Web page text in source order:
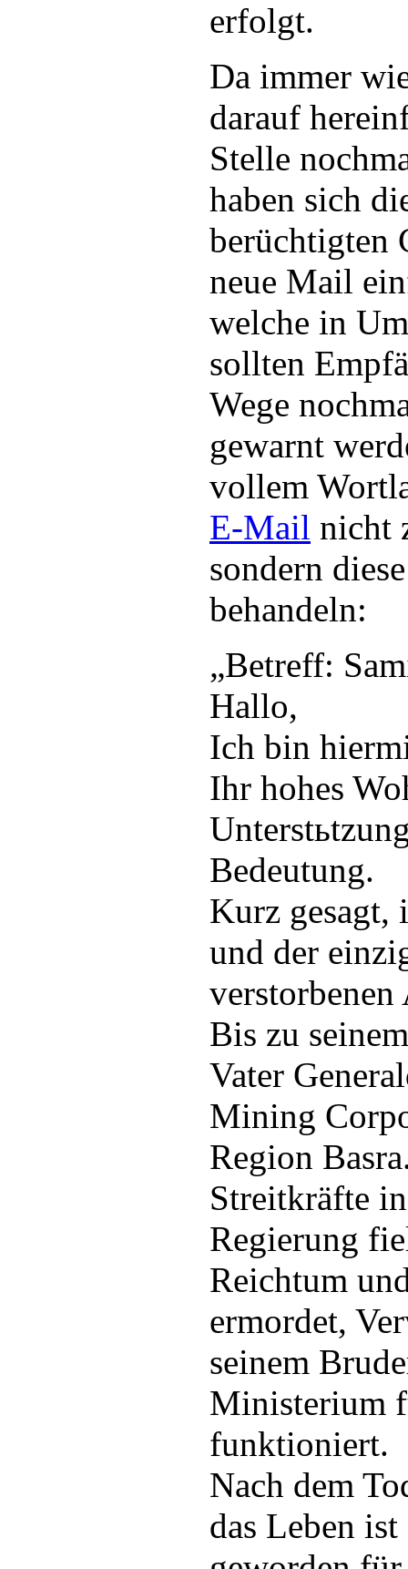
erfolgt.
Da immer
darauf
Stelle
haben sich
berüchtigten
neue Mail
welche in
sollten
Wege
gewarnt
vollem
E-Mail nicht
sondern
behandeln:
„Betreff:
Hallo,
Ich bin
Ihr hohes
Bedeutung.
Kurz gesagt,
und der
verstorbenen
Bis zu
Vater
Mining
Region
Streitkräfte
Regierung
Reichtum
ermordet,
seinem
Ministerium
funktioniert.
Nach dem
das Leben